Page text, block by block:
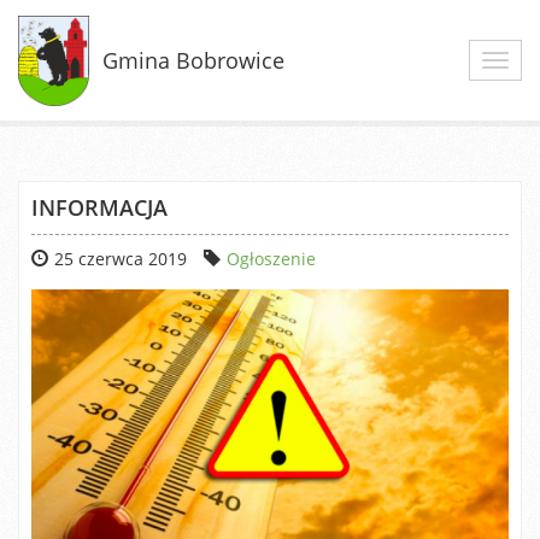
Gmina Bobrowice
INFORMACJA
25 czerwca 2019 Ogłoszenie